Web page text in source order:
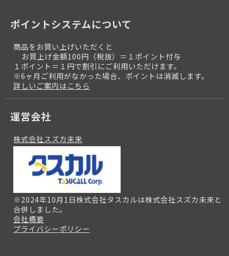
ポイントシステムについて
商品をお買い上げいただくと
お買上げ金額100円（税抜）＝１ポイント付与
１ポイント＝１円で割引にご利用いただけます。
※6ヶ月ご利用がなかった場合、ポイントは消滅します。
詳しいご案内はこちら
運営会社
株式会社スズカ未来
※2024年10月1日株式会社タスカルは株式会社スズカ未来と
合併しました。
会社概要
プライバシーポリシー